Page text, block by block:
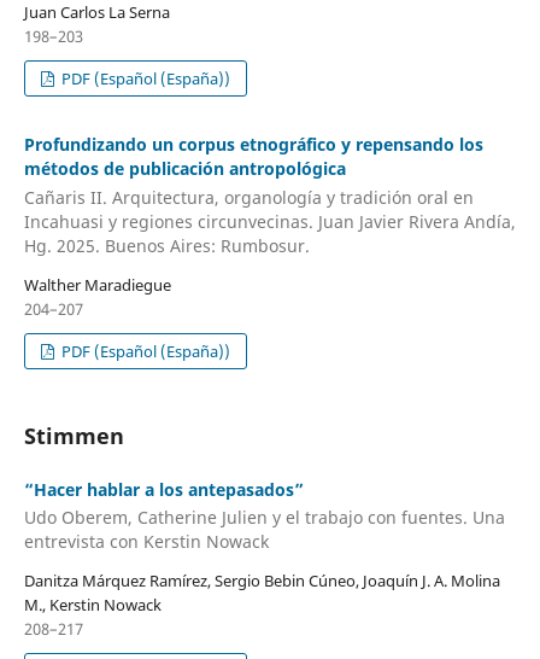
Juan Carlos La Serna
198–203
PDF (Español (España))
Profundizando un corpus etnográfico y repensando los
métodos de publicación antropológica
Cañaris II. Arquitectura, organología y tradición oral en
Incahuasi y regiones circunvecinas. Juan Javier Rivera Andía,
Hg. 2025. Buenos Aires: Rumbosur.
Walther Maradiegue
204–207
PDF (Español (España))
Stimmen
“Hacer hablar a los antepasados”
Udo Oberem, Catherine Julien y el trabajo con fuentes. Una
entrevista con Kerstin Nowack
Danitza Márquez Ramírez, Sergio Bebin Cúneo, Joaquín J. A. Molina
M., Kerstin Nowack
208–217